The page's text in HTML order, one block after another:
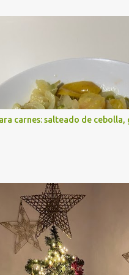
carnes: salteado de cebolla,